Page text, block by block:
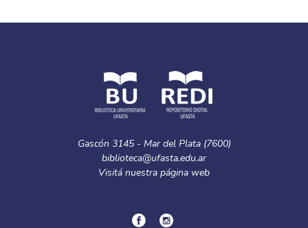
Gascón 3145 - Mar del Plata (7600)
biblioteca@ufasta.edu.ar
Visitá nuestra página web